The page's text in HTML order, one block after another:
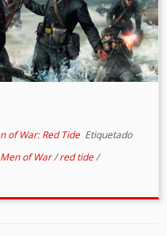
of War: Red Tide Etiquetado
Men of War/red tide/